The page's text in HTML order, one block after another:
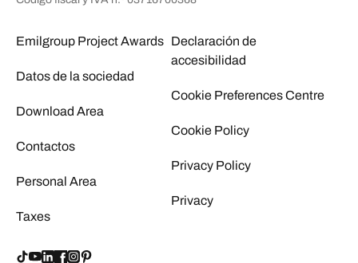
Emilgroup Project Awards
Datos de la sociedad
Download Area
Contactos
Personal Area
Taxes
Declaración de
accesibilidad
Cookie Preferences Centre
Cookie Policy
Privacy Policy
Privacy